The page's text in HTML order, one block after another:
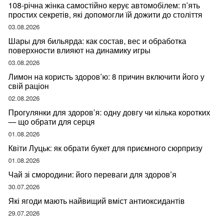
108-річна жінка самостійно керує автомобілем: п’ять
простих секретів, які допомогли їй дожити до століття
03.08.2026
Шары для бильярда: как состав, вес и обработка
поверхности влияют на динамику игры
03.08.2026
Лимон на користь здоров’ю: 8 причин включити його у
свій раціон
02.08.2026
Прогулянки для здоров’я: одну довгу чи кілька коротких
— що обрати для серця
01.08.2026
Квіти Луцьк: як обрати букет для приємного сюрпризу
01.08.2026
Чай зі смородини: його переваги для здоров’я
30.07.2026
Які ягоди мають найвищий вміст антиоксидантів
29.07.2026